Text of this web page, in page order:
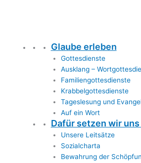
Glaube erleben
Gottesdienste
Ausklang –
Familiengottesdienste
Krabbelgottesdienste
Tageslesung und
Auf ein Wort
Dafür setzen wir uns
Unsere Leitsätze
Sozialcharta
Bewahrung der